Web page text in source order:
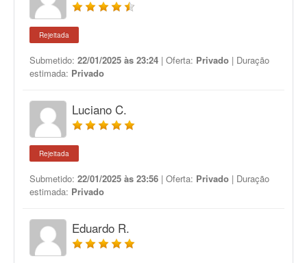
Rejeitada
Submetido: 22/01/2025 às 23:24 | Oferta: Privado | Duração
estimada: Privado
Luciano C.
Rejeitada
Submetido: 22/01/2025 às 23:56 | Oferta: Privado | Duração
estimada: Privado
Eduardo R.